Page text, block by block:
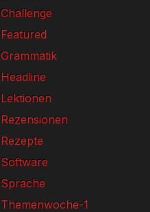
Challenge
Featured
Grammatik
Headline
Lektionen
Rezensionen
Rezepte
Software
Sprache
Themenwoche-1